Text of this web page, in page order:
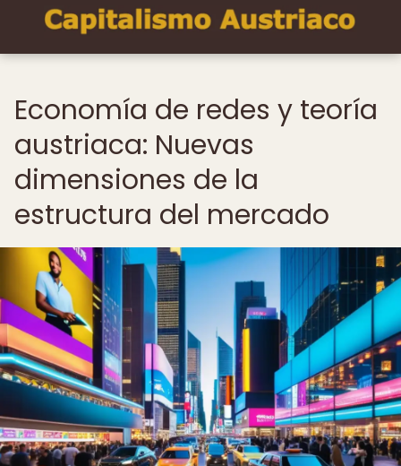
Economía de redes y teoría
austriaca: Nuevas
dimensiones de la
estructura del mercado